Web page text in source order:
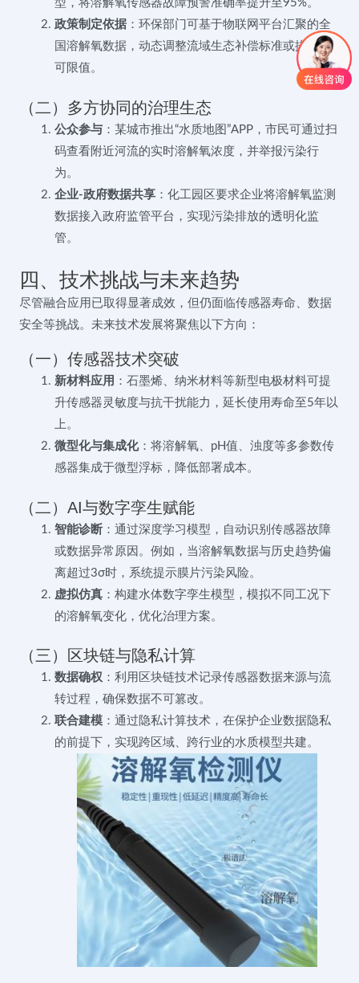
型，将溶解氧传感器故障预警准确率提升至95%。
政策制定依据：环保部门可基于物联网平台汇聚的全
国溶解氧数据，动态调整流域生态补偿标准或排污许
可限值。
（二）多方协同的治理生态
公众参与：某城市推出“水质地图”APP，市民可通过扫
码查看附近河流的实时溶解氧浓度，并举报污染行
为。
企业-政府数据共享：化工园区要求企业将溶解氧监测
数据接入政府监管平台，实现污染排放的透明化监
管。
四、技术挑战与未来趋势
尽管融合应用已取得显著成效，但仍面临传感器寿命、数据
安全等挑战。未来技术发展将聚焦以下方向：
（一）传感器技术突破
新材料应用 ：石墨烯、纳米材料等新型电极材料可提
升传感器灵敏度与抗干扰能力，延长使用寿命至5年以
上。
微型化与集成化：将溶解氧、pH值、浊度等多参数传
感器集成于微型浮标，降低部署成本。
（二）AI与数字孪生赋能
智能诊断：通过深度学习模型，自动识别传感器故障
或数据异常原因。例如，当溶解氧数据与历史趋势偏
离超过3σ时，系统提示膜片污染风险。
虚拟仿真：构建水体数字孪生模型，模拟不同工况下
的溶解氧变化，优化治理方案。
（三）区块链与隐私计算
数据确权：利用区块链技术记录传感器数据来源与流
转过程，确保数据不可篡改。
联合建模：通过隐私计算技术，在保护企业数据隐私
的前提下，实现跨区域、跨行业的水质模型共建。